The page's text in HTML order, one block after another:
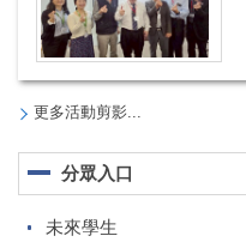
更多活動剪影...
分眾入口
未來學生